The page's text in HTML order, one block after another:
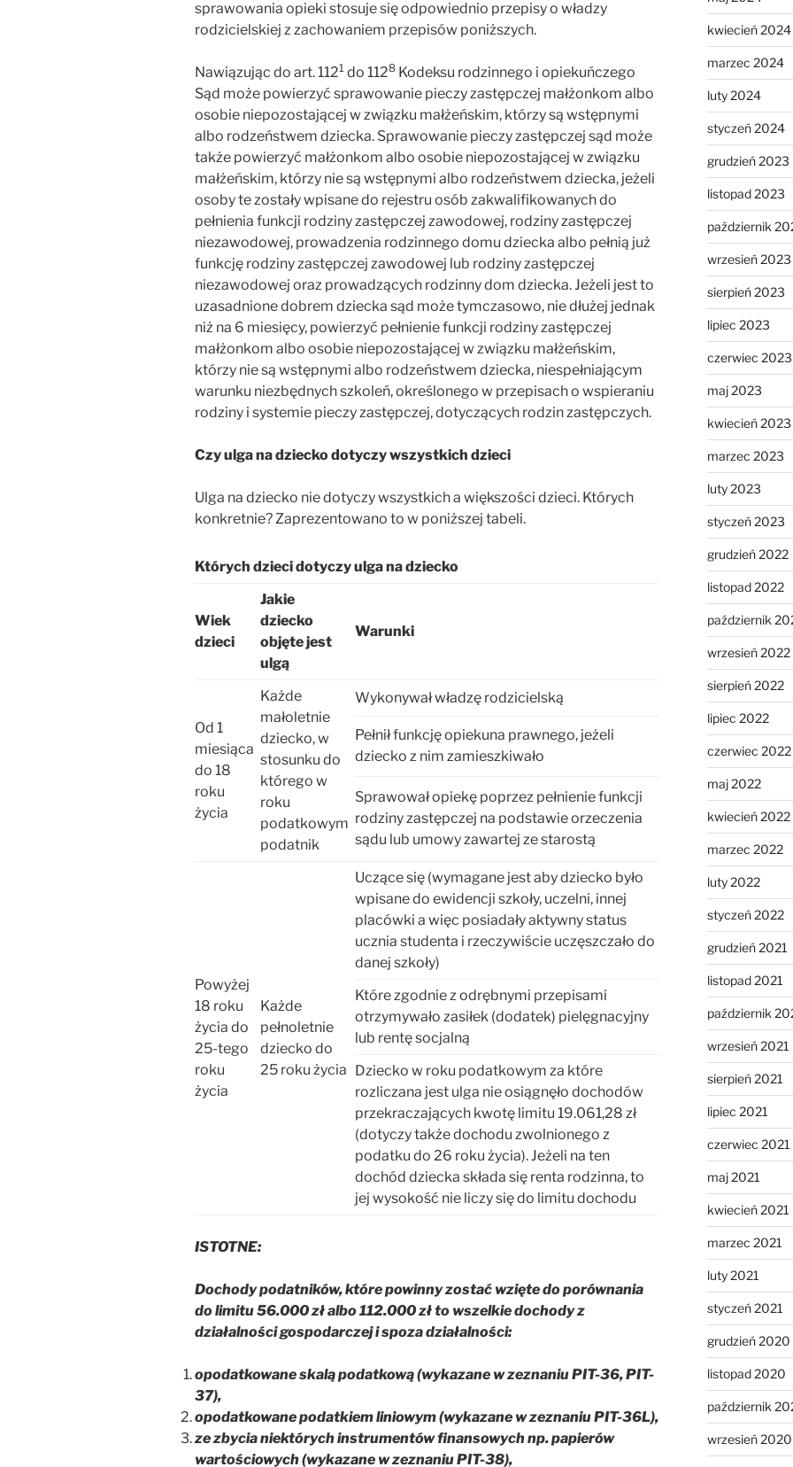
sprawowania opieki stosuje się odpowiednio przepisy o władzy
rodzicielskiej z zachowaniem przepisów poniższych.
Nawiązując do art. 1121 do 1128 Kodeksu rodzinnego i opiekuńczego
Sąd może powierzyć sprawowanie pieczy zastępczej małżonkom albo
osobie niepozostającej w związku małżeńskim, którzy są wstępnymi
albo rodzeństwem dziecka. Sprawowanie pieczy zastępczej sąd może
także powierzyć małżonkom albo osobie niepozostającej w związku
małżeńskim, którzy nie są wstępnymi albo rodzeństwem dziecka, jeżeli
osoby te zostały wpisane do rejestru osób zakwalifikowanych do
pełnienia funkcji rodziny zastępczej zawodowej, rodziny zastępczej
niezawodowej, prowadzenia rodzinnego domu dziecka albo pełnią już
funkcję rodziny zastępczej zawodowej lub rodziny zastępczej
niezawodowej oraz prowadzących rodzinny dom dziecka. Jeżeli jest to
uzasadnione dobrem dziecka sąd może tymczasowo, nie dłużej jednak
niż na 6 miesięcy, powierzyć pełnienie funkcji rodziny zastępczej
małżonkom albo osobie niepozostającej w związku małżeńskim,
którzy nie są wstępnymi albo rodzeństwem dziecka, niespełniającym
warunku niezbędnych szkoleń, określonego w przepisach o wspieraniu
rodziny i systemie pieczy zastępczej, dotyczących rodzin zastępczych.
Czy ulga na dziecko dotyczy wszystkich dzieci
Ulga na dziecko nie dotyczy wszystkich a większości dzieci. Których
konkretnie? Zaprezentowano to w poniższej tabeli.
Których dzieci dotyczy ulga na dziecko
Wiek
dzieci
Jakie
dziecko
objęte jest
ulgą
Warunki
Od 1
miesiąca
do 18
roku
życia
Każde
małoletnie
dziecko, w
stosunku do
którego w
roku
podatkowym
podatnik
Wykonywał władzę rodzicielską
Pełnił funkcję opiekuna prawnego, jeżeli
dziecko z nim zamieszkiwało
Sprawował opiekę poprzez pełnienie funkcji
rodziny zastępczej na podstawie orzeczenia
sądu lub umowy zawartej ze starostą
Powyżej
18 roku
życia do
25-tego
roku
życia
Każde
pełnoletnie
dziecko do
25 roku życia
Uczące się (wymagane jest aby dziecko było
wpisane do ewidencji szkoły, uczelni, innej
placówki a więc posiadały aktywny status
ucznia studenta i rzeczywiście uczęszczało do
danej szkoły)
Które zgodnie z odrębnymi przepisami
otrzymywało zasiłek (dodatek) pielęgnacyjny
lub rentę socjalną
Dziecko w roku podatkowym za które
rozliczana jest ulga nie osiągnęło dochodów
przekraczających kwotę limitu 19.061,28 zł
(dotyczy także dochodu zwolnionego z
podatku do 26 roku życia). Jeżeli na ten
dochód dziecka składa się renta rodzinna, to
jej wysokość nie liczy się do limitu dochodu
ISTOTNE:
Dochody podatników, które powinny zostać wzięte do porównania
do limitu 56.000 zł albo 112.000 zł to wszelkie dochody z
działalności gospodarczej i spoza działalności:
opodatkowane skalą podatkową (wykazane w zeznaniu PIT-36, PIT-
37),
opodatkowane podatkiem liniowym (wykazane w zeznaniu PIT-36L),
ze zbycia niektórych instrumentów finansowych np. papierów
wartościowych (wykazane w zeznaniu PIT-38),
kwiecień 2024
marzec 2024
luty 2024
styczeń 2024
grudzień 2023
listopad 2023
październik
wrzesień 2023
sierpień 2023
lipiec 2023
czerwiec 2023
maj 2023
kwiecień 2023
marzec 2023
luty 2023
styczeń 2023
grudzień 2022
listopad 2022
październik
wrzesień 2022
sierpień 2022
lipiec 2022
czerwiec 2022
maj 2022
kwiecień 2022
marzec 2022
luty 2022
styczeń 2022
grudzień 2021
listopad 2021
październik
wrzesień 2021
sierpień 2021
lipiec 2021
czerwiec 2021
maj 2021
kwiecień 2021
marzec 2021
luty 2021
styczeń 2021
grudzień 2020
listopad 2020
październik
wrzesień 2020